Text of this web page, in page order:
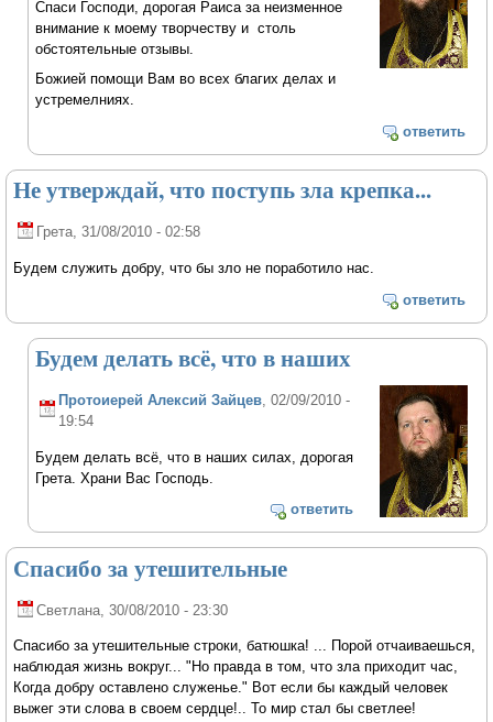
Спаси Господи, дорогая Раиса за неизменное
внимание к моему творчеству и столь
обстоятельные отзывы.
Божией помощи Вам во всех благих делах и
устремелниях.
ответить
Не утверждай, что поступь зла крепка...
Грета, 31/08/2010 - 02:58
Будем служить добру, что бы зло не поработило нас.
ответить
Будем делать всё, что в наших
Протоиерей Алексий Зайцев , 02/09/2010 -
19:54
Будем делать всё, что в наших силах, дорогая
Грета. Храни Вас Господь.
ответить
Спасибо за утешительные
Светлана , 30/08/2010 - 23:30
Спасибо за утешительные строки, батюшка! ... Порой отчаиваешься,
наблюдая жизнь вокруг... "Но правда в том, что зла приходит час,
Когда добру оставлено служенье." Вот если бы каждый человек
выжег эти слова в своем сердце!.. То мир стал бы светлее!